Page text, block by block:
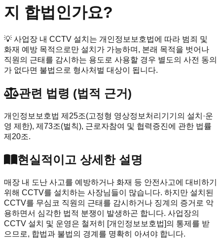
지 합법인가요?
💡 사업장 내 CCTV 설치는 개인정보보호법에 따라 범죄 및
화재 예방 목적으로만 설치가 가능하며, 본래 목적을 벗어나
직원의 근태를 감시하는 용도로 사용할 경우 별도의 사전 동의
가 없다면 불법으로 형사처벌 대상이 됩니다.
관련 법령 (법적 근거)
개인정보보호법 제25조(고정형 영상정보처리기기의 설치·운
영 제한), 제73조(벌칙), 근로자참여 및 협력증진에 관한 법률
제20조.
현실적이고 상세한 설명
매장 내 도난 사고를 예방하거나 화재 등 안전사고에 대비하기
위해 CCTV를 설치하는 사장님들이 많습니다. 하지만 설치된
CCTV를 무심코 직원의 근태를 감시하거나 징계의 증거로 악
용하면서 심각한 법적 분쟁이 발생하곤 합니다. 사업장의
CCTV 설치 및 운영은 철저히 [개인정보보호법]의 통제를 받
으므로, 합법과 불법의 경계를 명확히 아셔야 합니다.